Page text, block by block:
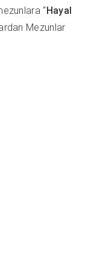
“Hayal
Mezunlar